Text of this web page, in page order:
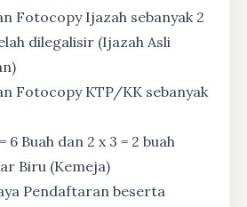
Fotocopy Ijazah sebanyak 2
dilegalisir (Ijazah Asli
Fotocopy KTP/KK sebanyak
6 Buah dan 2 x 3 = 2 buah
Biru (Kemeja)
Pendaftaran beserta